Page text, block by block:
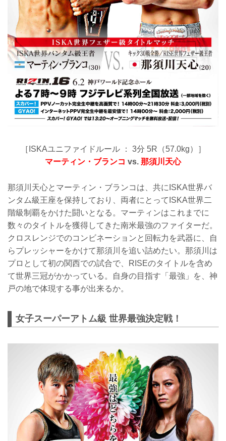
［ISKAユニファイドルール ： 3分 5R（57.0kg）］
マーティン・ブランコ vs. 那須川天心
那須川天心とマーティン・ブランコは、共にISKA世界バ
ンタム級王座を保持しており、両者にとってISKA世界二
階級制覇をかけた闘いとなる。マーティンはこれまでに
数々のタイトルを獲得してきた南米最強のファイターだ。
クロスレンジでのコンビネーションと回転力を武器に、自
らプレッシャーをかけて那須川を追い詰めたい。那須川は
プロとして初の関西での試合で、RISEのタイトルを含め
て世界三冠がかかっている。自身の目指す「最強」を、神
戸の地で体現する事が出来るか。
女子スーパーアトム級 世界最強決定戦！